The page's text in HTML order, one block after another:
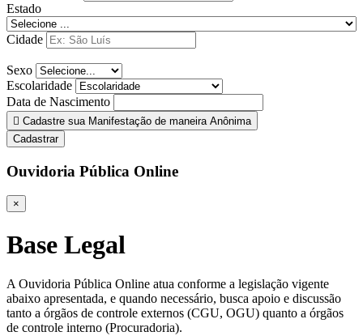
Estado
Cidade
Sexo
Escolaridade
Data de Nascimento
Cadastre sua Manifestação de maneira Anônima
Cadastrar
Ouvidoria Pública Online
×
Base Legal
A Ouvidoria Pública Online atua conforme a legislação vigente
abaixo apresentada, e quando necessário, busca apoio e discussão
tanto a órgãos de controle externos (CGU, OGU) quanto a órgãos
de controle interno (Procuradoria).